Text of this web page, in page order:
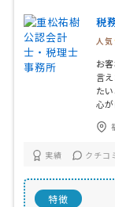
税
人気
お
言
た
心が
実績 クチコ
特徴